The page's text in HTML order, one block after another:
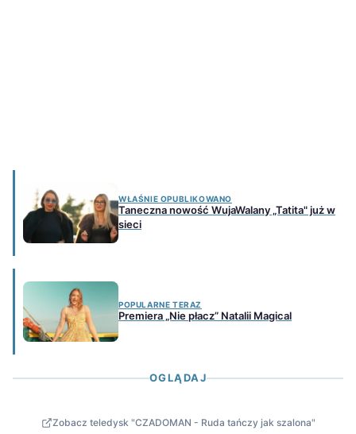
WŁAŚNIE OPUBLIKOWANO
Taneczna nowość WujaWalany „Tatita" już w
sieci
POPULARNE TERAZ
Premiera „Nie płacz” Natalii Magical
OGLĄDAJ
Zobacz teledysk "CZADOMAN - Ruda tańczy jak szalona"